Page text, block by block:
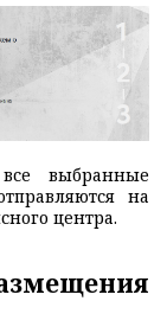
выбранные
на
центра.